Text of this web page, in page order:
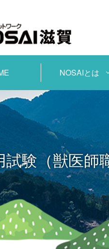
NOSAIとは
試験（獣医師